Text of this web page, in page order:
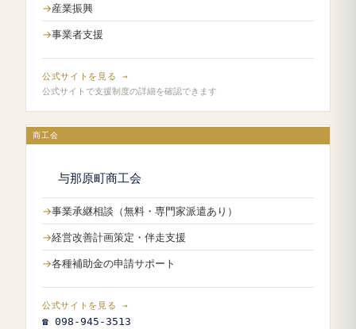
産業振興
事業者支援
公式サイトを見る →
公式サイトで支援制度の詳細を確認できます
商工会
与那原町商工会
事業承継相談（無料・専門家派遣あり）
経営改善計画策定・伴走支援
各種補助金の申請サポート
公式サイトを見る →
☎ 098-945-3513